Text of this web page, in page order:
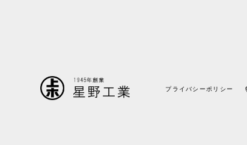
プライバシーポリシー